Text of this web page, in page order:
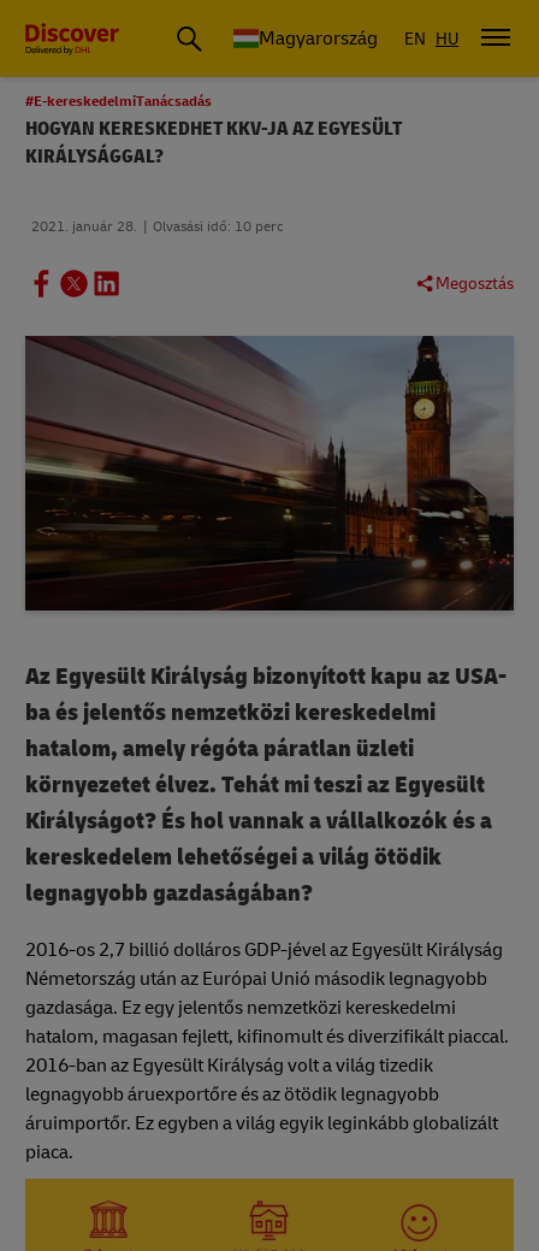
Magyarország EN HU
#E-kereskedelmiTanácsadás
HOGYAN KERESKEDHET KKV-JA AZ EGYESÜLT
KIRÁLYSÁGGAL?
2021. január 28. Olvasási idő: 10 perc
Megosztás
Az Egyesült Királyság bizonyított kapu az USA-
ba és jelentős nemzetközi kereskedelmi
hatalom, amely régóta páratlan üzleti
környezetet élvez. Tehát mi teszi az Egyesült
Királyságot? És hol vannak a vállalkozók és a
kereskedelem lehetőségei a világ ötödik
legnagyobb gazdaságában?
2016-os 2,7 billió dolláros GDP-jével az Egyesült Királyság
Németország után az Európai Unió második legnagyobb
gazdasága. Ez egy jelentős nemzetközi kereskedelmi
hatalom, magasan fejlett, kifinomult és diverzifikált piaccal.
2016-ban az Egyesült Királyság volt a világ tizedik
legnagyobb áruexportőre és az ötödik legnagyobb
áruimportőr. Ez egyben a világ egyik leginkább globalizált
piaca.